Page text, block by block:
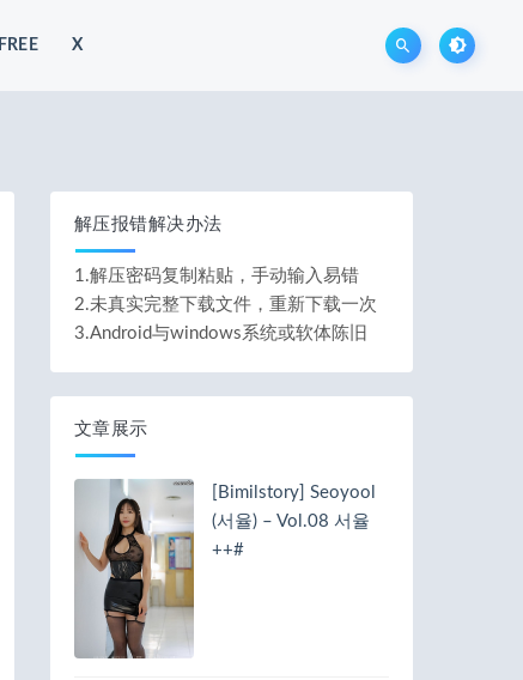
FREE X
解压报错解决办法
1.解压密码复制粘贴，手动输入易错
2.未真实完整下载文件，重新下载一次
3.Android与windows系统或软体陈旧
文章展示
[Bimilstory] Seoyool
(서율) – Vol.08 서율
++#